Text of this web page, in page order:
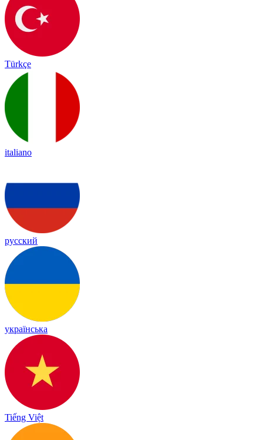
Türkçe
italiano
русский
українська
Tiếng Việt